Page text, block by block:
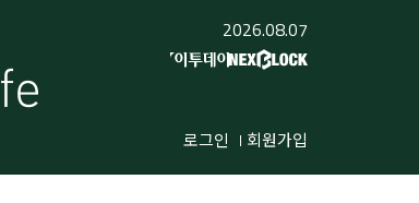
2026.08.07
로그인 회원가입